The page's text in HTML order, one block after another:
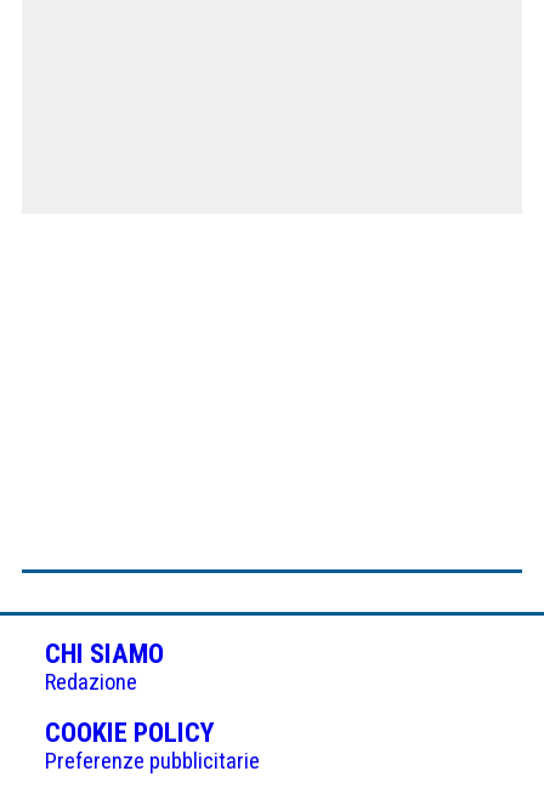
CHI SIAMO
Redazione
COOKIE POLICY(APRE
IN
Preferenze pubblicitarie